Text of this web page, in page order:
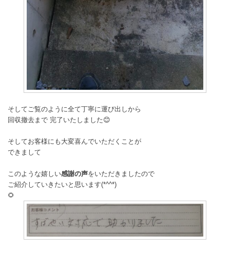
そしてご覧のように全て丁寧に運び出しから
回収撤去まで 完了いたしました😊
そしてお客様にも大変喜んでいただくことが
できまして
このような嬉しい感謝の声をいただきましたので
ご紹介していきたいと思います(*^^*)
🌻